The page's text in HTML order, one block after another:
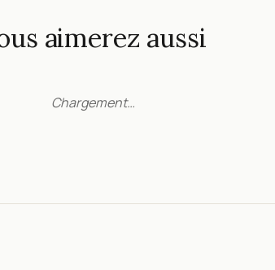
aimerez aussi
Chargement…